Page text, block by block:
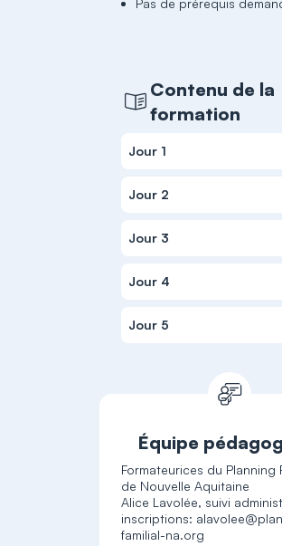
Pas de prérequis
Contenu de la
formation
Jour 1
Jour 2
Jour 3
Jour 4
Jour 5
Équipe
Formateurices du Planning
de Nouvelle Aquitaine
Alice Lavolée, suivi
inscriptions:
familial-na.org